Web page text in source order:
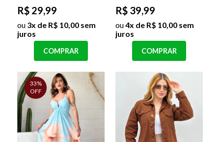
R$ 29,99
ou 3x de R$ 10,00 sem
juros
COMPRAR
R$ 39,99
ou4x de R$ 10,00 sem
juros
COMPRAR
33%
OFF